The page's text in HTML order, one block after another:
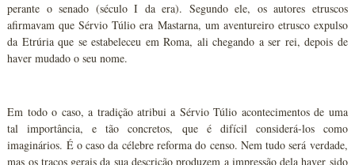
perante o senado (século I da era). Segundo ele, os autores etruscos
afirmavam que Sérvio Túlio era Mastarna, um aventureiro etrusco expulso
da Etrúria que se estabeleceu em Roma, ali chegando a ser rei, depois de
haver mudado o seu nome.
Em todo o caso, a tradição atribui a Sérvio Túlio acontecimentos de uma
tal importância, e tão concretos, que é difícil considerá-los como
imaginários. É o caso da célebre reforma do censo. Nem tudo será verdade,
mas os traços gerais da sua descrição produzem a impressão dela haver sido